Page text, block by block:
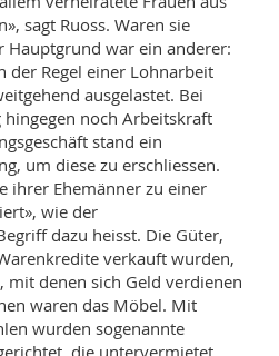
sagt Ruoss. Waren sie
Hauptgrund war ein anderer:
der Regel einer Lohnarbeit
ausgelastet. Bei
noch Arbeitskraft
stand ein
um diese zu erschliessen.
ihrer Ehemänner zu einer
wie der
dazu heisst. Die Güter,
verkauft wurden,
mit denen sich Geld verdienen
waren das Möbel. Mit
wurden sogenannte